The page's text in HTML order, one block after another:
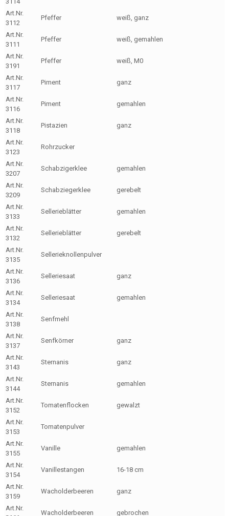
Art.Nr.
3112
Pfeffer weiß, ganz
Art.Nr.
3111
Pfeffer weiß, gemahlen
Art.Nr.
3191
Pfeffer weiß, M0
Art.Nr.
3117
Piment ganz
Art.Nr.
3116
Piment gemahlen
Art.Nr.
3118
Pistazien ganz
Art.Nr.
3123
Rohrzucker
Art.Nr.
3207
Schabzigerklee gemahlen
Art.Nr.
3209
Schabziegerklee gerebelt
Art.Nr.
3133
Sellerieblätter gemahlen
Art.Nr.
3132
Sellerieblätter gerebelt
Art.Nr.
3135
Sellerieknollenpulver
Art.Nr.
3136
Selleriesaat ganz
Art.Nr.
3134
Selleriesaat gemahlen
Art.Nr.
3138
Senfmehl
Art.Nr.
3137
Senfkörner ganz
Art.Nr.
3143
Sternanis ganz
Art.Nr.
3144
Sternanis gemahlen
Art.Nr.
3152
Tomatenflocken gewalzt
Art.Nr.
3153
Tomatenpulver
Art.Nr.
3155
Vanille gemahlen
Art.Nr.
3154
Vanillestangen 16-18 cm
Art.Nr.
3159
Wacholderbeeren ganz
Art.Nr.
Wacholderbeeren gebrochen